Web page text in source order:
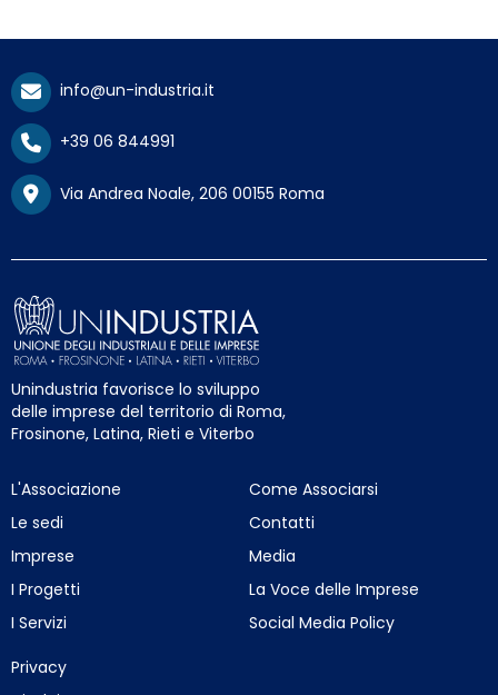
info@un-industria.it
+39 06 844991
Via Andrea Noale, 206 00155 Roma
Unindustria favorisce lo sviluppo
delle imprese del territorio di Roma,
Frosinone, Latina, Rieti e Viterbo
L'Associazione
Le sedi
Imprese
I Progetti
I Servizi
Come Associarsi
Contatti
Media
La Voce delle Imprese
Social Media Policy
Privacy